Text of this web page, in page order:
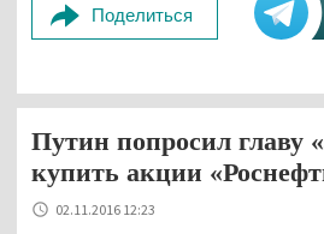
Поделиться
Путин попросил главу
купить акции
02.11.2016 12:23